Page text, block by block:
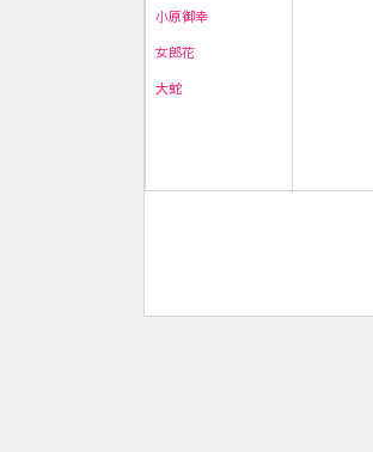
小原御幸
女郎花
大蛇